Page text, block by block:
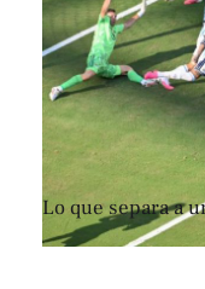
Lo que separa a